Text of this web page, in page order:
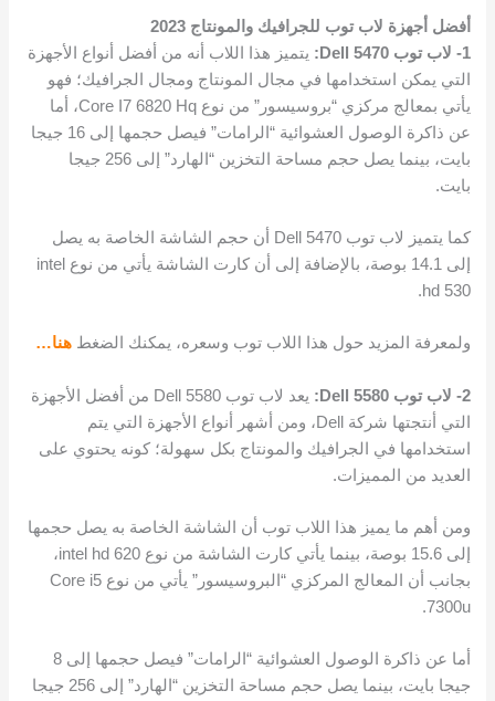
أفضل أجهزة لاب توب للجرافيك والمونتاج 2023
1- لاب توب Dell 5470:
يتميز هذا اللاب أنه من أفضل أنواع الأجهزة
التي يمكن استخدامها في مجال المونتاج ومجال الجرافيك؛ فهو
يأتي بمعالج مركزي “بروسيسور” من نوع Core I7 6820 Hq، أما
عن ذاكرة الوصول العشوائية “الرامات” فيصل حجمها إلى 16 جيجا
بايت، بينما يصل حجم مساحة التخزين “الهارد” إلى 256 جيجا
بايت.
كما يتميز لاب توب Dell 5470 أن حجم الشاشة الخاصة به يصل
إلى 14.1 بوصة، بالإضافة إلى أن كارت الشاشة يأتي من نوع intel
hd 530.
ولمعرفة المزيد حول هذا اللاب توب وسعره، يمكنك الضغطهنا…
2- لاب توب Dell 5580:
يعد لاب توب Dell 5580 من أفضل الأجهزة
التي أنتجتها شركة Dell، ومن أشهر أنواع الأجهزة التي يتم
استخدامها في الجرافيك والمونتاج بكل سهولة؛ كونه يحتوي على
العديد من المميزات.
ومن أهم ما يميز هذا اللاب توب أن الشاشة الخاصة به يصل حجمها
إلى 15.6 بوصة، بينما يأتي كارت الشاشة من نوع intel hd 620،
بجانب أن المعالج المركزي “البروسيسور” يأتي من نوع Core i5
7300u.
أما عن ذاكرة الوصول العشوائية “الرامات” فيصل حجمها إلى 8
جيجا بايت، بينما يصل حجم مساحة التخزين “الهارد” إلى 256 جيجا